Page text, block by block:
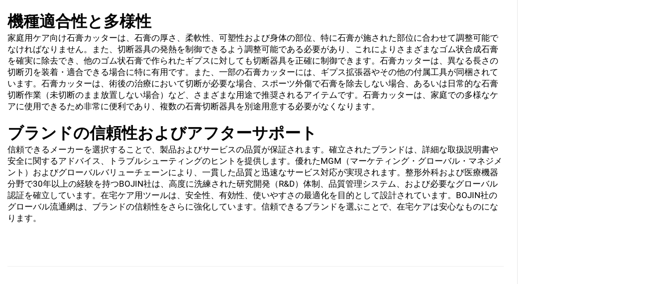
機種適合性と多様性
家庭用ケア向け石膏カッターは、石膏の厚さ、柔軟性、可塑性および身体の部位、特に石膏が施された部位に合わせて調整可能で
なければなりません。また、切断器具の発熱を制御できるよう調整可能である必要があり、これによりさまざまなゴム状合成石膏
を確実に除去でき、他のゴム状石膏で作られたギプスに対しても切断器具を正確に制御できます。石膏カッターは、異なる長さの
切断刃を装着・適合できる場合に特に有用です。また、一部の石膏カッターには、ギプス拡張器やその他の付属工具が同梱されて
います。石膏カッターは、術後の治療において切断が必要な場合、スポーツ外傷で石膏を除去しない場合、あるいは日常的な石膏
切断作業（未切断のまま放置しない場合）など、さまざまな用途で推奨されるアイテムです。石膏カッターは、家庭での多様なケ
アに使用できるため非常に便利であり、複数の石膏切断器具を別途用意する必要がなくなります。
ブランドの信頼性およびアフターサポート
信頼できるメーカーを選択することで、製品およびサービスの品質が保証されます。確立されたブランドは、詳細な取扱説明書や
安全に関するアドバイス、トラブルシューティングのヒントを提供します。優れたMGM（マーケティング・グローバル・マネジメ
ント）およびグローバルバリューチェーンにより、一貫した品質と迅速なサービス対応が実現されます。整形外科および医療機器
分野で30年以上の経験を持つBOJIN社は、高度に洗練された研究開発（R&D）体制、品質管理システム、および必要なグローバル
認証を確立しています。在宅ケア用ツールは、安全性、有効性、使いやすさの最適化を目的として設計されています。BOJIN社の
グローバル流通網は、ブランドの信頼性をさらに強化しています。信頼できるブランドを選ぶことで、在宅ケアは安心なものにな
ります。